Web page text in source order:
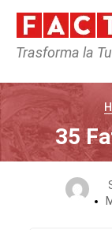
Trasforma la
35